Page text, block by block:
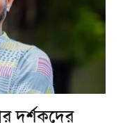
দর্শকদের